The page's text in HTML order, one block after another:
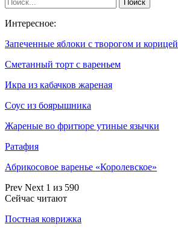
Интересное:
Запеченные яблоки с творогом и корицей
Сметанный торт с вареньем
Икра из кабачков жареная
Соус из боярышника
Жареные во фритюре утиные язычки
Ратафия
Абрикосовое варенье «Королевское»
Prev Next 1 из 590
Сейчас читают
Постная коврижка